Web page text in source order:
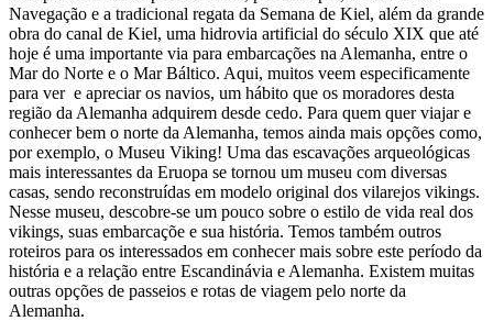
Navegação e a tradicional regata da Semana de Kiel, além da grande
obra do canal de Kiel, uma hidrovia artificial do século XIX que até
hoje é uma importante via para embarcações na Alemanha, entre o
Mar do Norte e o Mar Báltico. Aqui, muitos veem especificamente
para ver e apreciar os navios, um hábito que os moradores desta
região da Alemanha adquirem desde cedo. Para quem quer viajar e
conhecer bem o norte da Alemanha, temos ainda mais opções como,
por exemplo, o Museu Viking! Uma das escavações arqueológicas
mais interessantes da Eruopa se tornou um museu com diversas
casas, sendo reconstruídas em modelo original dos vilarejos vikings.
Nesse museu, descobre-se um pouco sobre o estilo de vida real dos
vikings, suas embarcaçõe e sua história. Temos também outros
roteiros para os interessados em conhecer mais sobre este período da
história e a relação entre Escandinávia e Alemanha. Existem muitas
outras opções de passeios e rotas de viagem pelo norte da
Alemanha.